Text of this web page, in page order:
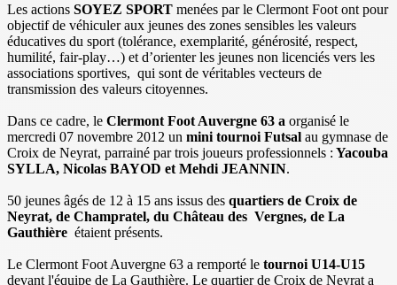
Les actions SOYEZ SPORT menées par le Clermont Foot ont pour
objectif de véhiculer aux jeunes des zones sensibles les valeurs
éducatives du sport (tolérance, exemplarité, générosité, respect,
humilité, fair-play…) et d’orienter les jeunes non licenciés vers les
associations sportives, qui sont de véritables vecteurs de
transmission des valeurs citoyennes.
Dans ce cadre, le Clermont Foot Auvergne 63 a organisé le
mercredi 07 novembre 2012 un mini tournoi Futsal au gymnase de
Croix de Neyrat, parrainé par trois joueurs professionnels : Yacouba
SYLLA, Nicolas BAYOD et Mehdi JEANNIN.
50 jeunes âgés de 12 à 15 ans issus des quartiers de Croix de
Neyrat, de Champratel, du Château des Vergnes, de La
Gauthière étaient présents.
Le Clermont Foot Auvergne 63 a remporté le tournoi U14-U15
devant l'équipe de La Gauthière. Le quartier de Croix de Neyrat a